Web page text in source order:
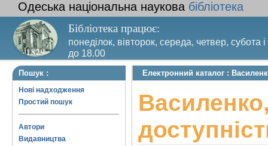
Одеська національна наукова бібліотека
Бібліотека працює:
понеділок, вівторок, середа, четвер, субота
до 18.00
Вихідний день – п’ятниця. Останній четвер
Пошук :
Нові надходження
Простий пошук
Автори
Видавництва
Електронний каталог :